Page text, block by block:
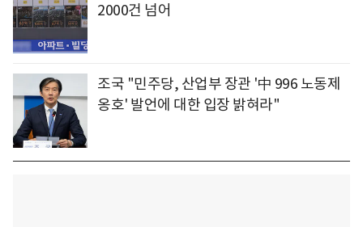
2000건 넘어
조국 "민주당, 산업부 장관 '中 996 노동제
옹호' 발언에 대한 입장 밝혀라"